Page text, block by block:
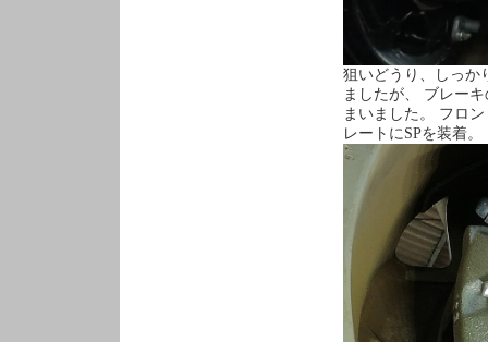
狙いどうり、しっか
ましたが、 ブレー
まいました。 フロ
レートにSPを装着。